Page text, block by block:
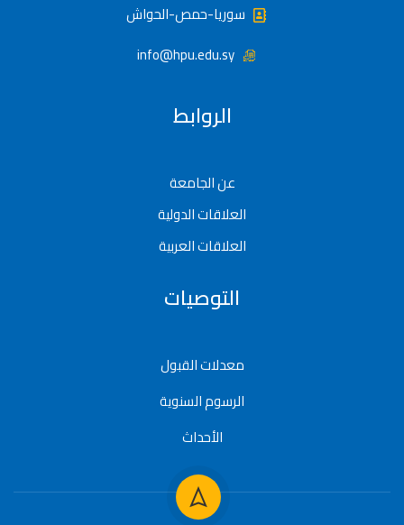
سوريا-حمص-الحواش
info@hpu.edu.sy
الروابط
عن الجامعة
العلاقات الدولية
العلاقات العربية
التوصيات
معدلات القبول
الرسوم السنوية
الأحداث